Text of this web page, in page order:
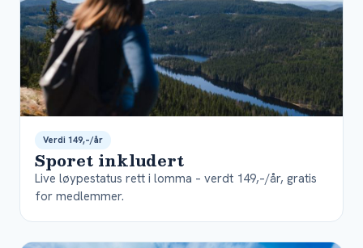
Verdi 149,–/år
Sporet inkludert
Live løypestatus rett i lomma – verdt 149,–/år, gratis
for medlemmer.